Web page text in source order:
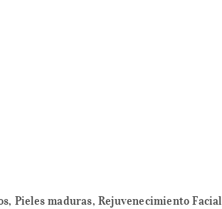
, Pieles maduras,Rejuvenecimiento Facial